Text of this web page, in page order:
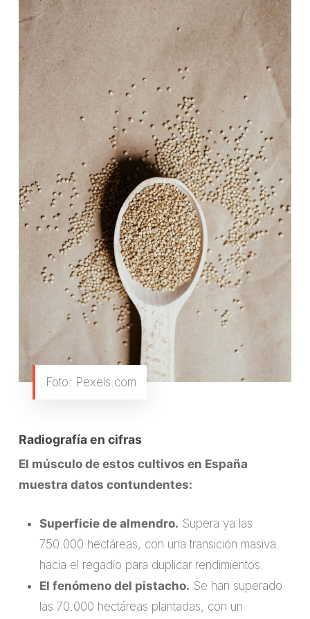
Foto: Pexels.com
Radiografía en cifras
El músculo de estos cultivos en España
muestra datos contundentes:
Superficie de almendro. Supera ya las
750.000 hectáreas, con una transición masiva
hacia el regadío para duplicar rendimientos.
El fenómeno del pistacho. Se han superado
las 70.000 hectáreas plantadas, con un